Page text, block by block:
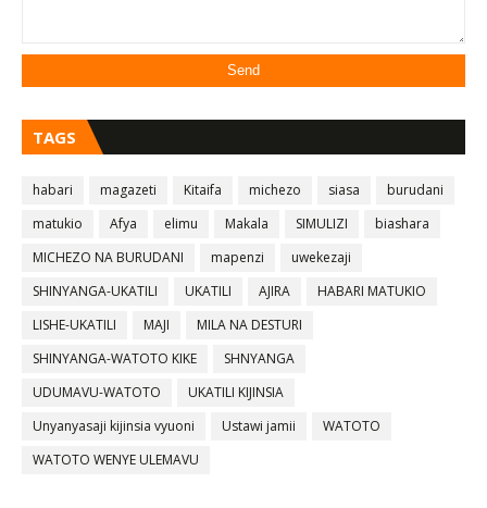
TAGS
habari magazeti Kitaifa michezo siasa
burudani
matukio
Afya elimu Makala SIMULIZI
biashara
MICHEZO NA BURUDANI
mapenzi
uwekezaji
SHINYANGA-UKATILI
UKATILI AJIRA
HABARI MATUKIO
LISHE-UKATILI
MAJI
MILA NA DESTURI
SHINYANGA-WATOTO KIKE
SHNYANGA
UDUMAVU-WATOTO
UKATILI KIJINSIA
Unyanyasaji kijinsia vyuoni
Ustawi jamii
WATOTO
WATOTO WENYE ULEMAVU